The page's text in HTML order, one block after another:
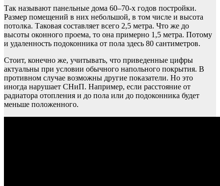
Так называют панельные дома 60–70-х годов постройки.
Размер помещений в них небольшой, в том числе и высота
потолка. Таковая составляет всего 2,5 метра. Что же до
высоты оконного проема, то она примерно 1,5 метра. Потому
и удаленность подоконника от пола здесь 80 сантиметров.
Стоит, конечно же, учитывать, что приведенные цифры
актуальны при условии обычного напольного покрытия. В
противном случае возможны другие показатели. Но это
иногда нарушает СНиП. Например, если расстояние от
радиатора отопления и до пола или до подоконника будет
меньше положенного.